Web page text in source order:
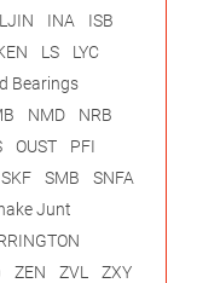
INA
ISB
LS
LYC
Bearings
NMD
NRB
OUST
PFI
SKF SMB
SNFA
Junt
ZEN ZVL
ZXY